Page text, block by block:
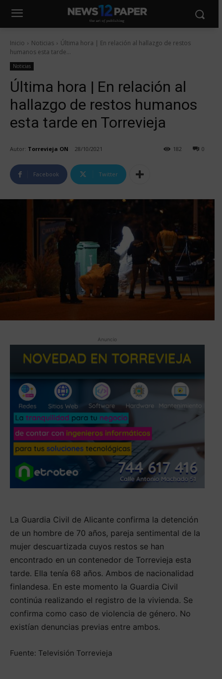
Inicio Noticias
Última hora | En relación al hallazgo de restos
humanos esta tarde...
Noticias
Última hora | En relación al
hallazgo de restos humanos
esta tarde en Torrevieja
Autor: Torrevieja ON 28/10/2021 0
182
Facebook Twitter
Anuncio
La Guardia Civil de Alicante confirma la detención
de un hombre de 70 años, pareja sentimental de la
mujer descuartizada cuyos restos se han
encontrado en un contenedor de Torrevieja esta
tarde. Ella tenía 68 años. Ambos de nacionalidad
finlandesa. En este momento la Guardia Civil
continúa realizando el registro de la vivienda. Se
confirma como caso de violencia de género. No
existían denuncias previas entre ambos.
Fuente: Televisión Torrevieja